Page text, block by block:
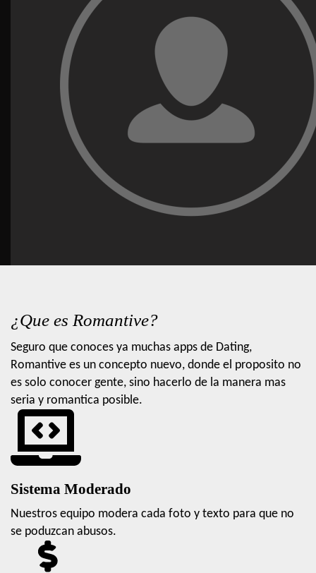
¿Que es Romantive?
Seguro que conoces ya muchas apps de Dating,
Romantive es un concepto nuevo, donde el proposito no
es solo conocer gente, sino hacerlo de la manera mas
seria y romantica posible.
Sistema Moderado
Nuestros equipo modera cada foto y texto para que no
se poduzcan abusos.